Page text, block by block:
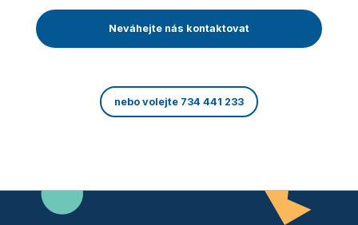
Neváhejte nás kontaktovat
nebo volejte 734 441 233